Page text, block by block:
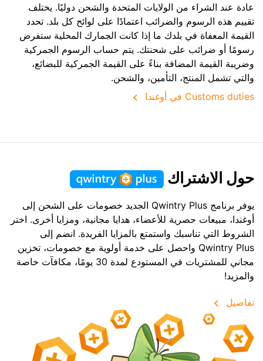
عادة عند الشراء من الولايات المتحدة والشحن دوليًا. يختلف
تقييم هذه الرسوم والضرائب اعتمادًا على لوائح كل بلد. تحدد
القيمة المعفاة في بلدك ما إذا كانت الجمارك المحلية ستفرض
رسومًا أو ضرائب على شحنتك. يتم حساب الرسوم الجمركية
وضريبة القيمة المضافة بناءً على القيمة الجمركية للبضائع،
والتي تشمل المنتج، التأمين، والشحن.
Customs duties في أوغندا
حول الاشتراك
يوفر برنامج Qwintry Plus الجديد خصومات على الشحن إلى
أوغندا، مبيعات حصرية للأعضاء، هدايا مجانية، ومزايا أخرى. اختر
الشروط التي تناسبك واستمتع بالمزايا الفريدة. انضم إلى
Qwintry Plus واحصل على خدمة أولوية مع خصومات، تخزين
مجاني للمشتريات في المستودع لمدة 30 يومًا، مكافآت خاصة
والمزيد!
تفاصيل